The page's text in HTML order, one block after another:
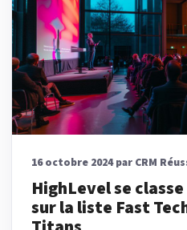
16 octobre 2024 par CRM
HighLevel se
sur la liste Fast